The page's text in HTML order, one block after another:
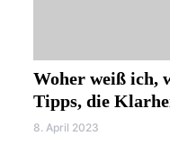
Woher weiß ich,
Tipps, die
8. April 2023